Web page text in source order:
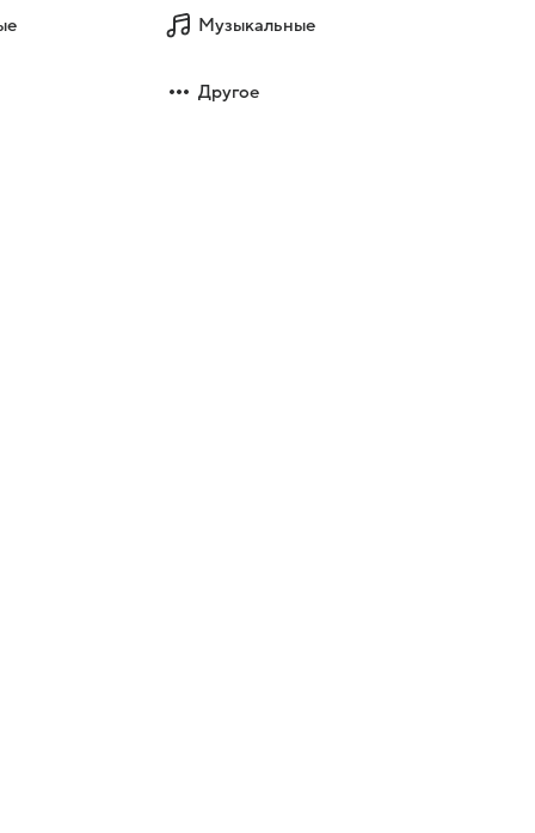
Музыкальные
Другое